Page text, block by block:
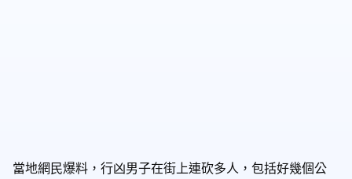
當地網民爆料，行凶男子在街上連砍多人，包括好幾個公